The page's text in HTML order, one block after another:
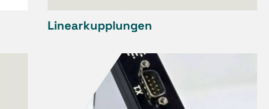
Linearkupplungen